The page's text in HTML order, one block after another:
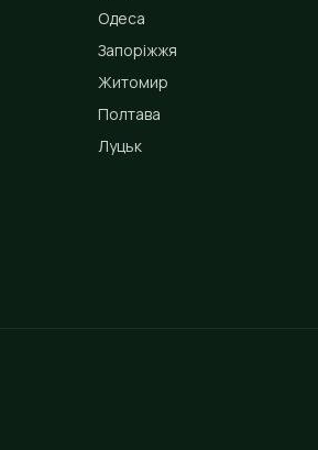
Одеса
Запоріжжя
Житомир
Полтава
Луцьк